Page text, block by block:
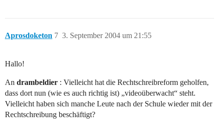
Aprosdoketon 3. September 2004 um 21:55
7
Hallo!
An drambeldier : Vielleicht hat die Rechtschreibreform geholfen,
dass dort nun (wie es auch richtig ist) „videoüberwacht“ steht.
Vielleicht haben sich manche Leute nach der Schule wieder mit der
Rechtschreibung beschäftigt?